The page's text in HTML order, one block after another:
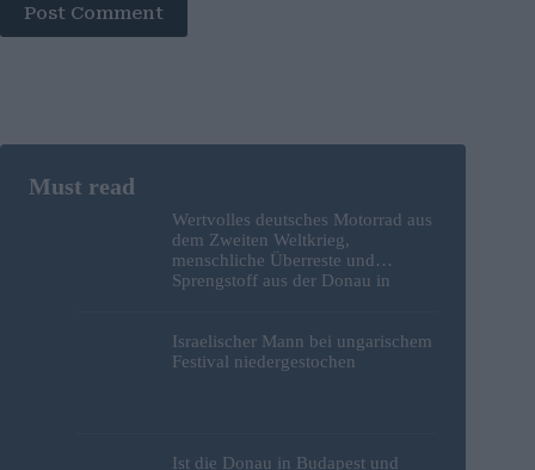
Post Comment
Wertvolles deutsches Motorrad aus
dem Zweiten Weltkrieg,
menschliche Überreste und
Sprengstoff aus der Donau in
Israelischer Mann bei ungarischem
Festival niedergestochen
Ist die Donau in Budapest und